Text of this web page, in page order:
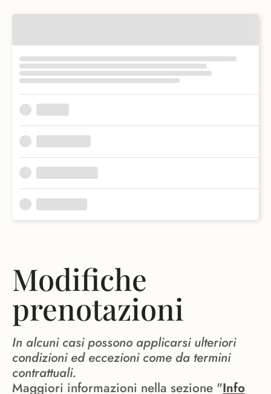
Modifiche
prenotazioni
In alcuni casi possono applicarsi ulteriori
condizioni ed eccezioni come da termini
contrattuali.
Maggiori informazioni nella sezione "Info